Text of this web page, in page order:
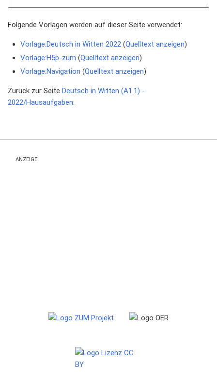
Folgende Vorlagen werden auf dieser Seite verwendet:
Vorlage:Deutsch in Witten 2022(Quelltext anzeigen)
Vorlage:H5p-zum (Quelltext anzeigen)
Vorlage:Navigation (Quelltext anzeigen)
Zurück zur Seite Deutsch in Witten (A1.1) -
2022/Hausaufgaben.
ANZEIGE